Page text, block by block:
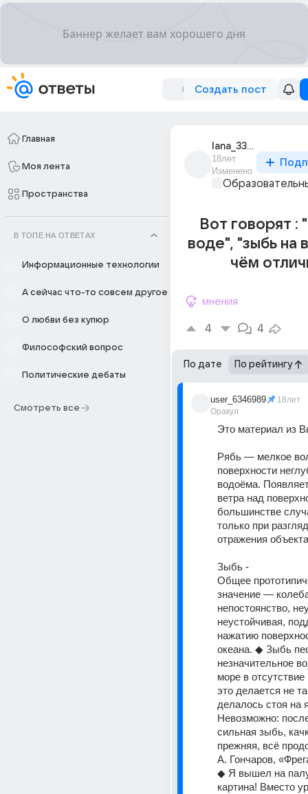
Создать пост
Главная
Моя лента
Пространства
В ТОПЕ НА ОТВЕТАХ
Информационные технологии
А сейчас что-то совсем другое
О любви без купюр
Философский вопрос
Политические дебаты
Смотреть все
lana_3327
18лет
Изменено
Вот говорят :
воде", "зыбь на
чём
мнения
4 4
По дате По рейтингу
user_6346989
Оракул
18лет
Это материал из
Рябь — мелкое
поверхности
водоёма.
ветра над
большинстве
только при
отражения
Зыбь -
Общее
значение —
непостоянство,
неустойчивая,
нажатию
океана. ◆ Зыбь
незначительное
море в
это делается не
делалось стоя на
Невозможно:
сильная зыбь,
прежняя, всё
А. Гончаров,
◆ Я вышел на
картина! Вместо